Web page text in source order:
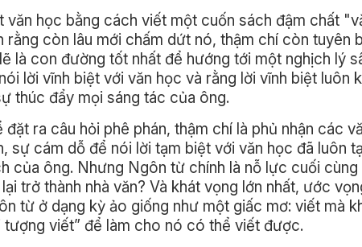
văn học bằng cách viết một cuốn sách đậm chất
rằng còn lâu mới chấm dứt nó, thậm chí còn tuyên
là con đường tốt nhất để hướng tới một nghịch lý
lời vĩnh biệt với văn học và rằng lời vĩnh biệt luôn
thúc đẩy mọi sáng tác của ông.
ra câu hỏi phê phán, thậm chí là phủ nhận các
sự cám dỗ để nói lời tạm biệt với văn học đã luôn
của ông. Nhưng Ngôn từ chính là nỗ lực cuối
trở thành nhà văn? Và khát vọng lớn nhất, ước
từ ở dạng kỳ ảo giống như một giấc mơ: viết mà
tượng viết” để làm cho nó có thể viết được.